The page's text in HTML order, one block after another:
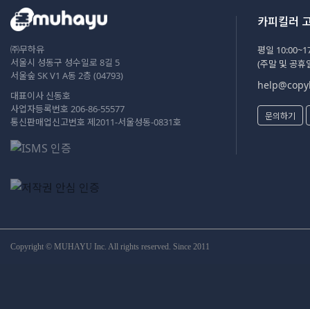
㈜무하유
서울시 성동구 성수일로 8길 5
서울숲 SK V1 A동 2층 (04793)
대표이사 신동호
사업자등록번호 206-86-55577
통신판매업신고번호 제2011-서울성동-0831호
카피킬러
평일
(주말 및 공휴
문의하기
Copyright © MUHAYU Inc. All rights reserved. Since 2011